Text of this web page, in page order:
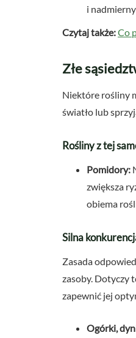
i
Czytaj także:Co
Złe
Niektóre rośliny
światło lub
Rośliny z tej
Pomidory:
zwiększa
obiema
Silna
Zasada
zasoby. Dotyczy
zapewnić jej
Ogórki,